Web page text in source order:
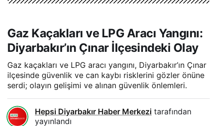
Gaz Kaçakları ve LPG Aracı Yangını:
Diyarbakır’ın Çınar İlçesindeki Olay
Gaz kaçakları ve LPG aracı yangını, Diyarbakır’ın Çınar
ilçesinde güvenlik ve can kaybı risklerini gözler önüne
serdi; olayın gelişimi ve alınan güvenlik önlemleri.
Hepsi Diyarbakır Haber Merkezi tarafından
yayınlandı